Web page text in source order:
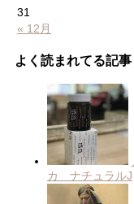
« 12月
31
よく読まれてる記事
カ ナチュラルJ